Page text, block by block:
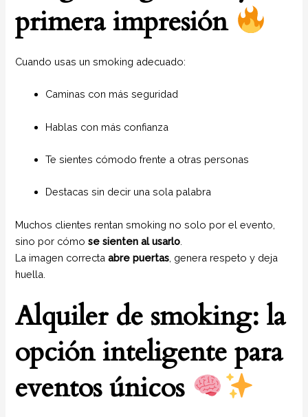
primera impresión
Cuando usas un smoking adecuado:
Caminas con más seguridad
Hablas con más confianza
Te sientes cómodo frente a otras personas
Destacas sin decir una sola palabra
Muchos clientes rentan smoking no solo por el evento,
sino por cómose sienten al usarlo
La imagen correctaabre puertas , genera respeto y deja
huella.
Alquiler de smoking: la
opción inteligente para
eventos únicos